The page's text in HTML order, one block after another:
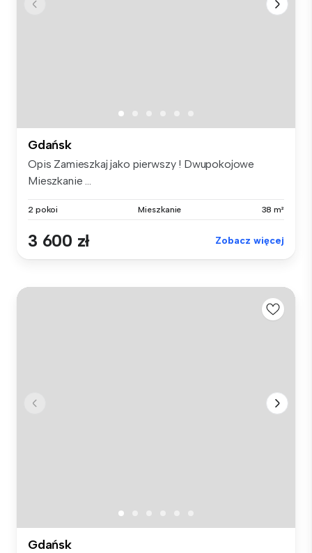
Gdańsk
Opis Zamieszkaj jako pierwszy ! Dwupokojowe
Mieszkanie ...
2 pokoi Mieszkanie 38 m²
3 600 zł Zobacz więcej
Gdańsk